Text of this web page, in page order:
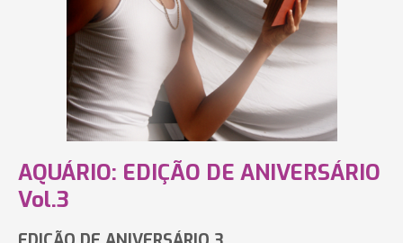
AQUÁRIO: EDIÇÃO DE ANIVERSÁRIO
Vol.3